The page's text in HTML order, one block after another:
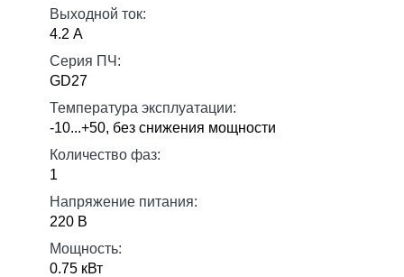
Выходной ток:
4.2 А
Серия ПЧ:
GD27
Температура эксплуатации:
-10...+50, без снижения мощности
Количество фаз:
1
Напряжение питания:
220 В
Мощность:
0.75 кВт